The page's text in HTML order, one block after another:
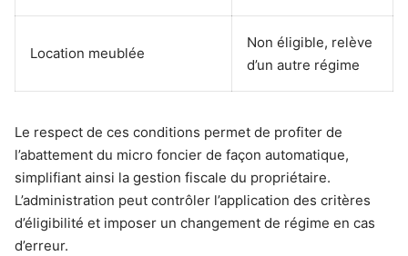
Location meublée
Non éligible, relève
d’un autre régime
Le respect de ces conditions permet de profiter de
l’abattement du micro foncier de façon automatique,
simplifiant ainsi la gestion fiscale du propriétaire.
L’administration peut contrôler l’application des critères
d’éligibilité et imposer un changement de régime en cas
d’erreur.